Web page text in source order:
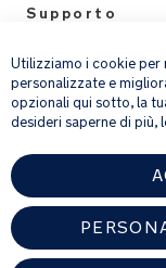
Supporto
email address
Fornendo l’indirizzo
newsletter e le
interessarti.
Per ulteriori dettagli
nostrainformativa sulla
Utilizziamo i cookie
personalizzate e
opzionali qui sotto, la
desideri saperne di più,